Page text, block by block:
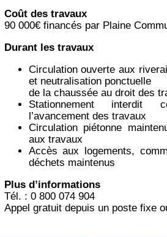
Coût des travaux
90 000€ financés par Plaine
Durant les travaux
Circulation ouverte aux
et neutralisation ponctuelle
de la chaussée au droit des
Stationnement interdit
l’avancement des travaux
Circulation piétonne
aux travaux
Accès aux logements,
déchets maintenus
Plus d’informations
Tél. : 0 800 074 904
Appel gratuit depuis un poste fixe